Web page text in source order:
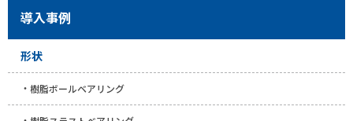
導入事例
形状
樹脂ボールベアリング